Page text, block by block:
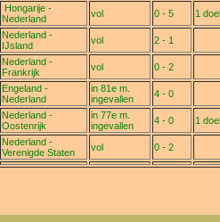
Hongarije -
Nederland
vol 0 - 5
1
Nederland -
IJsland
vol
2 - 1
Nederland -
Frankrijk
vol
0 - 2
Engeland -
Nederland
in 81e m.
ingevallen
4 - 0
Nederland -
Oostenrijk
in 77e m.
ingevallen
4 - 0
1
Nederland -
Verenigde Staten
vol 0 - 2